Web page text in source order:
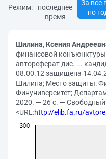
Режим:
последнее
время
За все
по
Шилина, Ксения
финансовой
автореферат дис. ...
08.00.12 защищена
Шилина; Место защиты:
Финуниверситет;
2020. — 26 с. — Свободный
<URL:http://elib.fa.ru/